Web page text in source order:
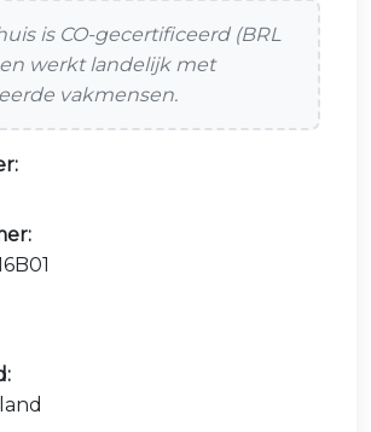
is CO-gecertificeerd (BRL
werkt landelijk met
vakmensen.